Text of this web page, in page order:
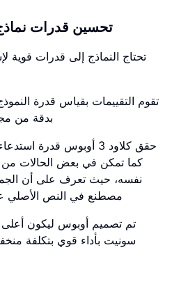
تحسين قدرات نماذج
تحتاج النماذج إلى قدرات قوية
تقوم التقييمات بقياس قدرة
بدقة من
كما تمكن في بعض الحالات من
نفسه، حيث تعرف على أن
مصطنع في النص الأصلي
تم تصميم أوبوس ليكون أعلى
سونيت بأداء قوي بتكلفة